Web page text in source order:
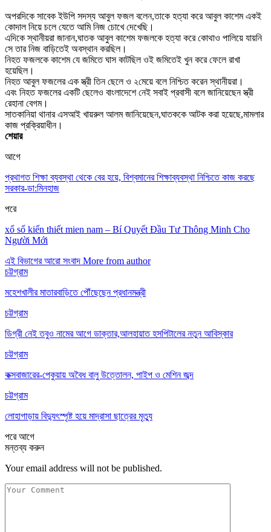
অপরদিকে সাবেক ইউপি সদস্য আবুল ফজল বলেন,তাকে হত্যা করে আবুল কাশেম একই
কোদাল নিয়ে চলে যেতে আমি নিজ চোখে দেখেছি।
এদিকে স্থানীয়রা জানান,ঘাতক আবুল কাশেম ফজলকে হত্যা করে কোথাও পালিয়ে যায়নি
সে তার নিজ বাড়িতেই অবস্থান করছিল।
নিহত ফজলকে কাশেম যে জমিতে ঘাস কাটছিল ওই জমিতেই খুন করে ফেলে রাখা
হয়েছিল।
নিহত আবুল ফজলের এক স্ত্রী তিন ছেলে ও ২মেয়ে বলে নিশ্চিত করেন স্থানীয়রা।
এবং নিহত ফজলের একটি ছেলেও বাংলাদেশে নেই সবাই প্রবাসী বলে জানিয়েছেন স্ত্রী
রেহানা বেগম।
সাতকানিয়া থানার এসআই খায়রুল আলম জানিয়েছেন,ঘাতককে আটক করা হয়েছে,মামলার
কাজ প্রক্রিয়াধীন।
শেয়ার
আগে
প্রথাগত শিক্ষা ব্যবস্থা থেকে বের হয়ে, বিশ্বমানের শিক্ষাব্যবস্থা নিশ্চিতে কাজ করছে
সরকার-ডা:মিনহাজ
পরে
xổ số kiến thiết mien nam – Bí Quyết Đầu Tư Thông Minh Cho
Người Mới
এই বিভাগের আরো সংবাদ More from author
চট্টগ্রাম
মহেশখালীর মাতারবাড়িতে পৌঁছেছেন প্রধানমন্ত্রী
চট্টগ্রাম
ডিগ্রী নেই তবুও নামের আগে ডাক্তার,আলহায়াত হসপিটালের নতুন আবিস্কার
চট্টগ্রাম
কক্সবাজারের-পেকুয়ায় অবৈধ বালু উত্তোলন, পাইপ ও মেশিন জব্দ
চট্টগ্রাম
লোহাগাড়ায় বিদ্যুৎস্পৃষ্ট হয়ে মাদ্রাসা ছাত্রের মৃত্যু
পরেআগে
মন্তব্য করুন
Your email address will not be published.